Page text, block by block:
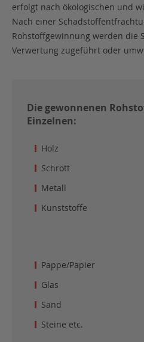
erfolgt nach ökologischen und
Nach einer
Rohstoffgewinnung werden die
Verwertung zugeführt oder
Die gewonnenen
Einzelnen:
Holz
Schrott
Metall
Kunststoffe
Pappe/Papier
Glas
Sand
Steine etc.